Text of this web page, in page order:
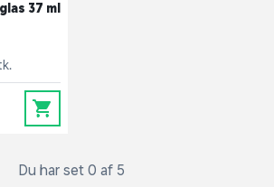
37 ml
0
Du har set 0 af 5